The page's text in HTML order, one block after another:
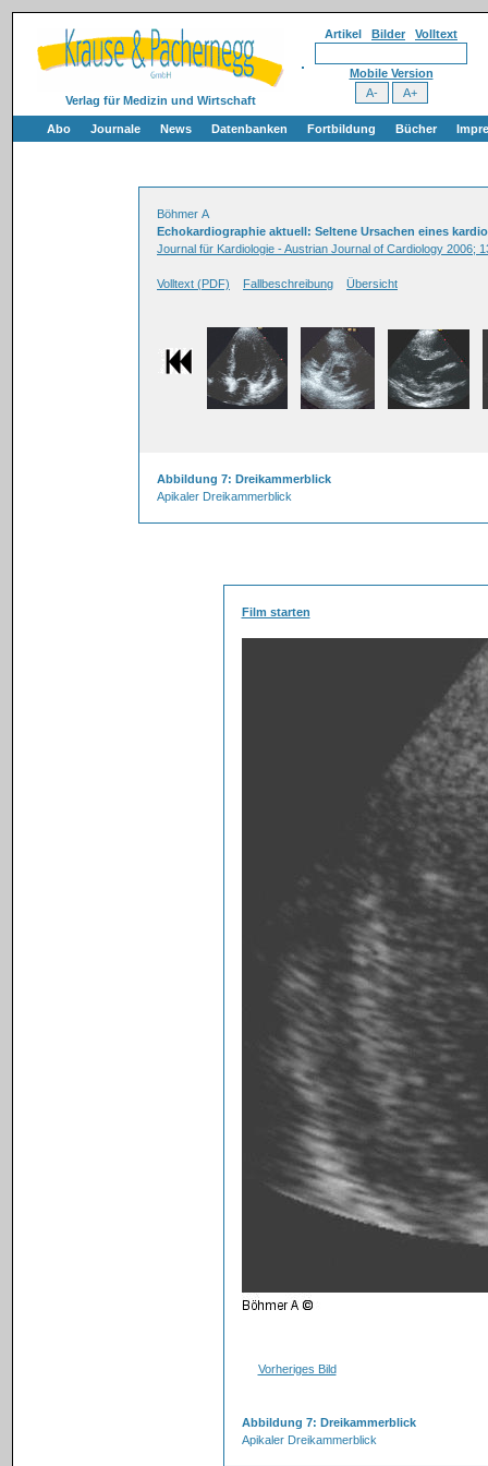
Verlag für Medizin und Wirtschaft
Artikel Bilder Volltext
Mobile Version
Abo Journale News Datenbanken Fortbildung Bücher
Böhmer A
Echokardiographie aktuell: Seltene Ursachen eines
Journal für Kardiologie - Austrian Journal of Cardiology 2006;
Volltext (PDF) Fallbeschreibung Übersicht
Abbildung 7: Dreikammerblick
Apikaler Dreikammerblick
Film starten
Vorheriges Bild
Abbildung 7: Dreikammerblick
Apikaler Dreikammerblick